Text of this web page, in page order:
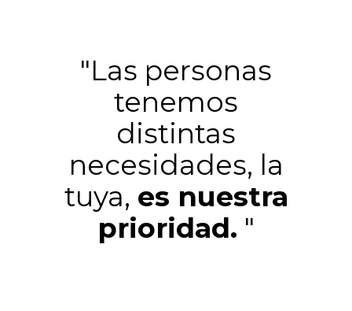
"Las personas
tenemos
distintas
necesidades, la
tuya, es nuestra
prioridad. "